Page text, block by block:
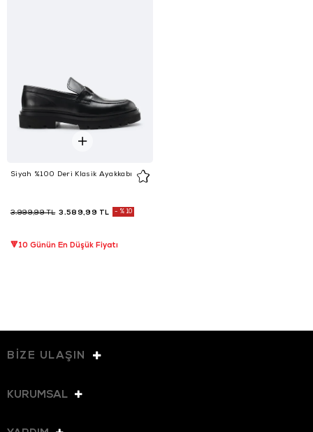
Siyah %100 Deri Klasik Ayakkabı
3.589,99 TL
3.999,99 TL %10
🔻10 Günün En Düşük Fiyatı
BİZE ULAŞIN
KURUMSAL